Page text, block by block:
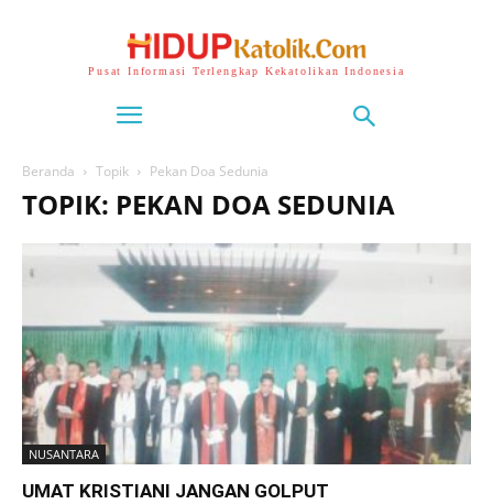
Pusat Informasi Terlengkap Kekatolikan Indonesia
Beranda Topik Pekan Doa Sedunia
TOPIK: PEKAN DOA SEDUNIA
NUSANTARA
UMAT KRISTIANI JANGAN GOLPUT